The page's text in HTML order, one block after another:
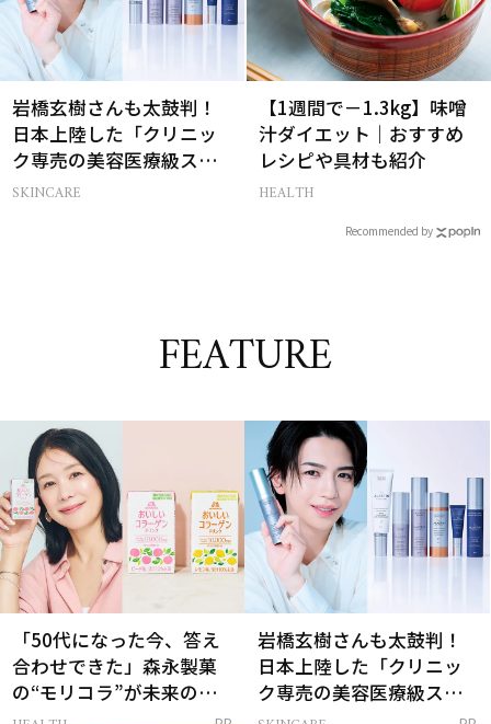
岩橋玄樹さんも太鼓判！
日本上陸した「クリニッ
ク専売の美容医療級スキ
ンケア」
SKINCARE
【1週間で－1.3kg】味噌
汁ダイエット｜おすすめ
レシピや具材も紹介
HEALTH
Recommended by
FEATURE
「50代になった今、答え
合わせできた」森永製菓
の“モリコラ”が未来のキ
岩橋玄樹さんも太鼓判！
日本上陸した「クリニッ
ク専売の美容医療級スキ